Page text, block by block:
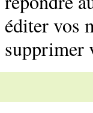
éditer vos
supprimer